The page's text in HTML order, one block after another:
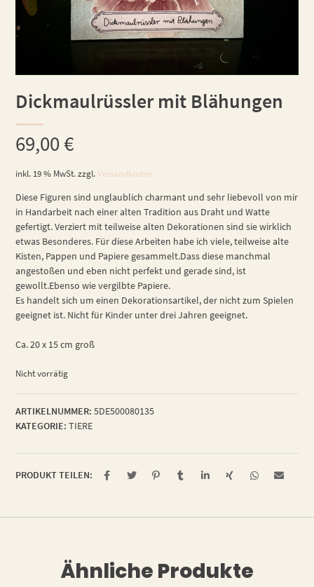
Dickmaulrüssler mit Blähungen
69,00€
inkl. 19 % MwSt. zzgl.Versandkosten
Diese Figuren sind unglaublich charmant und sehr liebevoll von mir
in Handarbeit nach einer alten Tradition aus Draht und Watte
gefertigt. Verziert mit teilweise alten Dekorationen sind sie wirklich
etwas Besonderes. Für diese Arbeiten habe ich viele, teilweise alte
Kisten, Pappen und Papiere gesammelt.Dass diese manchmal
angestoßen und eben nicht perfekt und gerade sind, ist
gewollt.Ebenso wie vergilbte Papiere.
Es handelt sich um einen Dekorationsartikel, der nicht zum Spielen
geeignet ist. Nicht für Kinder unter drei Jahren geeignet.
Ca. 20 x 15 cm groß
Nicht vorrätig
ARTIKELNUMMER: 5DE500080135
KATEGORIE: TIERE
PRODUKT TEILEN:
Ähnliche Produkte